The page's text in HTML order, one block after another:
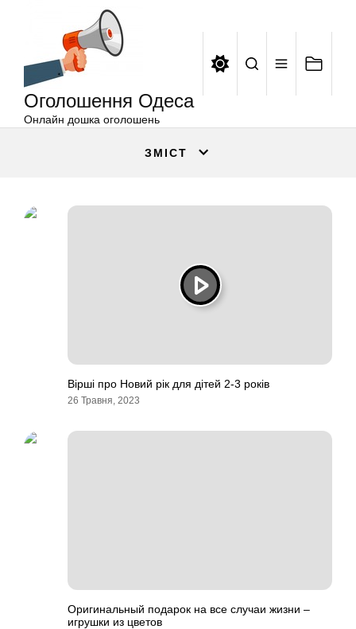
Оголошення Одеса
Онлайн дошка оголошень
ЗМІСТ
Вірші про Новий рік для дітей 2-3 років
26 Травня, 2023
Оригинальный подарок на все случаи жизни –
игрушки из цветов